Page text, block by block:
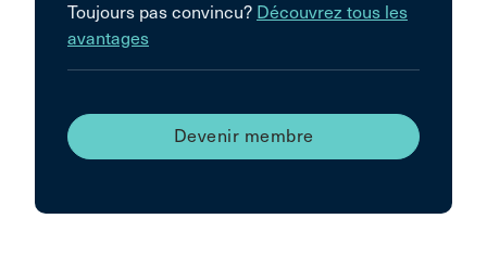
Toujours pas convincu? Découvrez tous les
avantages
Devenir membre